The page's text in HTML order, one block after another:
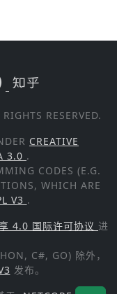
RESERVED.
CREATIVE
3.0 .
CODES (E.G.
WHICH ARE
V3 .
4.0 国际许可协议 进
C#, GO) 除外，
发布。